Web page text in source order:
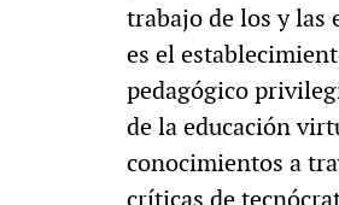
trabajo de los y las
es el
pedagógico
de la educación
conocimientos a
críticas de